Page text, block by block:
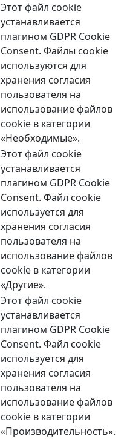
Этот файл cookie
устанавливается
плагином GDPR Cookie
Consent. Файлы cookie
используются для
хранения согласия
пользователя на
использование файлов
cookie в категории
«Необходимые».
Этот файл cookie
устанавливается
плагином GDPR Cookie
Consent. Файл cookie
используется для
хранения согласия
пользователя на
использование файлов
cookie в категории
«Другие».
Этот файл cookie
устанавливается
плагином GDPR Cookie
Consent. Файл cookie
используется для
хранения согласия
пользователя на
использование файлов
cookie в категории
«Производительность».